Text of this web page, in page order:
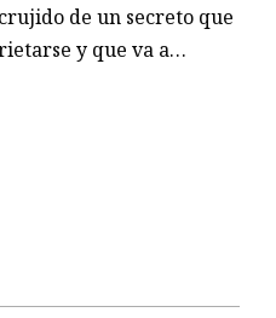
de un secreto que
y que va a…